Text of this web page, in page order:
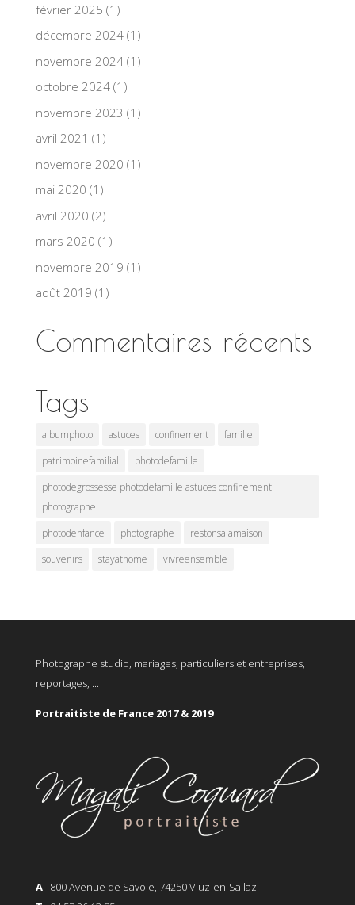
février 2025 (1)
décembre 2024(1)
novembre 2024(1)
octobre 2024(1)
novembre 2023 (1)
avril 2021 (1)
novembre 2020 (1)
mai 2020 (1)
avril 2020 (2)
mars 2020 (1)
novembre 2019 (1)
août 2019 (1)
Commentaires récents
Tags
albumphoto astuces confinement
famille
patrimoinefamilial
photodefamille
photodegrossesse photodefamille astuces confinement
photographe
photodenfance
photographe
restonsalamaison
souvenirs
stayathome vivreensemble
Photographe studio, mariages, particuliers et entreprises,
reportages, ...
Portraitiste de France 2017 & 2019
A800 Avenue de Savoie, 74250 Viuz-en-Sallaz